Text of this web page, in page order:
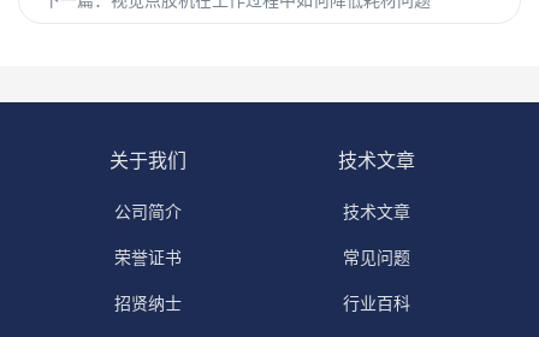
关于我们
公司简介
荣誉证书
招贤纳士
技术文章
技术文章
常见问题
行业百科